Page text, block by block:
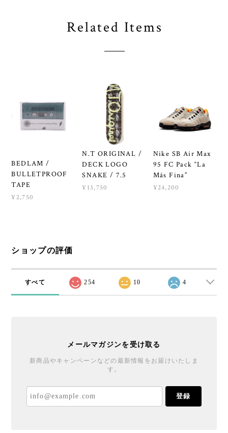
Related Items
BEDLAM /
BULLETPROOF
TAPE
¥2,750
N.T ORIGINAL /
DECK LOGO
SNAKE / 7.5
¥13,750
Nike SB Air Max
95 FC Pack “La
Más Fina”
¥24,200
ショップの評価
すべて 254 10 4
メールマガジンを受け取る
新商品やキャンペーンなどの最新情報をお届けいたしま
す。
登録